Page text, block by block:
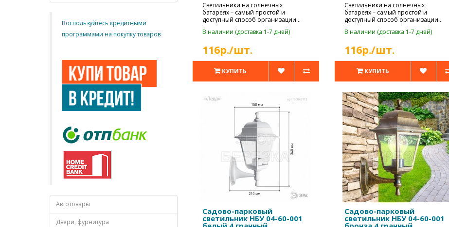
Воспользуйтесь кредитными
программами на покупку товаров
Автотовары
Двери, фурнитура
Светильники на солнечных
батареях – самый простой и
доступный способ организации
В наличии (доставка 1-7 дней)
116р./шт.
КУПИТЬ
Светильники на солнечных
батареях – самый простой и
доступный способ организации
В наличии (доставка 1-7 дней)
116р./шт.
КУПИТЬ
Садово-парковый
светильник НБУ 04-60-001
Садово-парковый
светильник НБУ 04-60-001